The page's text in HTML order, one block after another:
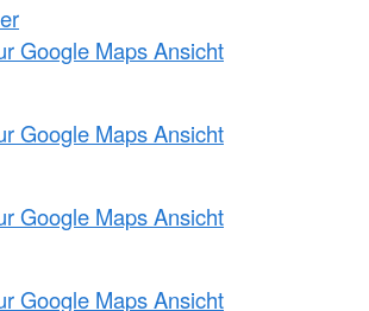
Google Maps Ansicht
Google Maps Ansicht
Google Maps Ansicht
Google Maps Ansicht